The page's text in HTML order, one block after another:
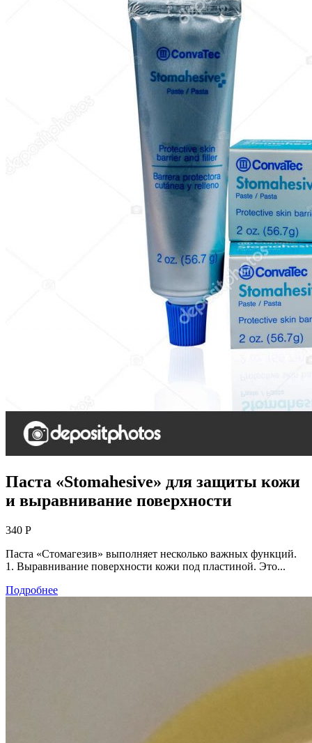
Паста «Stomahesive» для защиты кожи
и выравнивание поверхности
340 Р
Паста «Стомагезив» выполняет несколько важных функций.
1. Выравнивание поверхности кожи под пластиной. Это...
Подробнее